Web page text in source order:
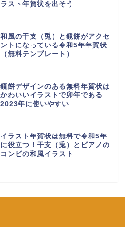
ラスト年賀状を出そう
和風の干支（兎）と鏡餅がアクセ
ントになっている令和5年年賀状
（無料テンプレート）
鏡餅デザインのある無料年賀状は
かわいいイラストで卯年である
2023年に使いやすい
イラスト年賀状は無料で令和5年
に役立つ！干支（兎）とピアノの
コンビの和風イラスト